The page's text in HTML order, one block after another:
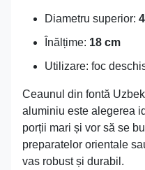
Diametru superior:
Înălțime: 18 cm
Utilizare: foc
Ceaunul din fontă
aluminiu este alegerea
porții mari și vor să se
preparatelor orientale
vas robust și durabil.